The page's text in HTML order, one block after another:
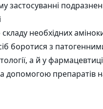
необхідних
боротися з
а й у
допомогою